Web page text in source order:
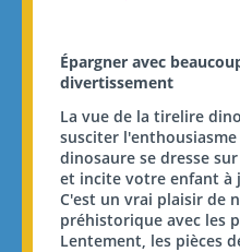
Épargner avec
divertissement
La vue de la tirelire
susciter
dinosaure se dresse
et incite votre enfant à
C'est un vrai plaisir de
préhistorique avec les
Lentement, les pièces